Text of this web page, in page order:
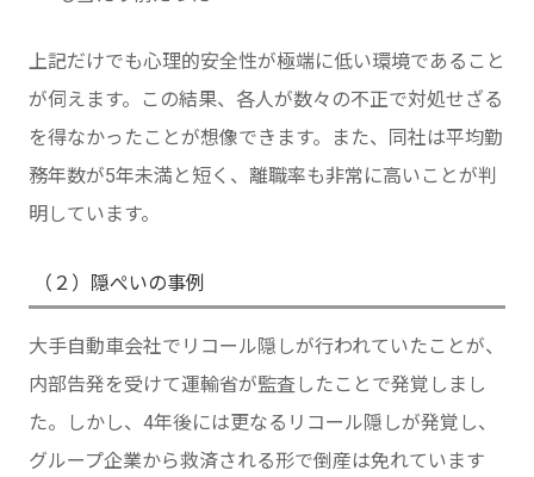
上記だけでも心理的安全性が極端に低い環境であること
が伺えます。この結果、各人が数々の不正で対処せざる
を得なかったことが想像できます。また、同社は平均勤
務年数が5年未満と短く、離職率も非常に高いことが判
明しています。
（２）隠ぺいの事例
大手自動車会社でリコール隠しが行われていたことが、
内部告発を受けて運輸省が監査したことで発覚しまし
た。しかし、4年後には更なるリコール隠しが発覚し、
グループ企業から救済される形で倒産は免れています